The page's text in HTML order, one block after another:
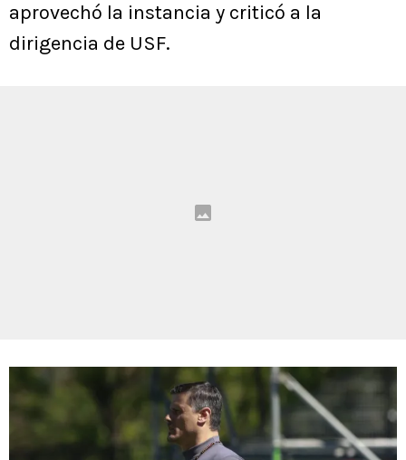
aprovechó la instancia y criticó a la
dirigencia de USF.